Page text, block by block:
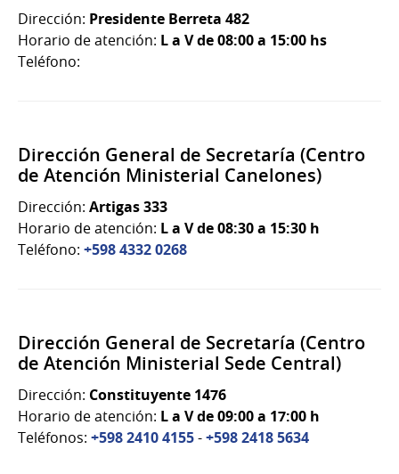
Dirección: Presidente Berreta 482
Horario de atención: L a V de 08:00 a 15:00 hs
Teléfono:
Dirección General de Secretaría (Centro
de Atención Ministerial Canelones)
Dirección: Artigas 333
Horario de atención: L a V de 08:30 a 15:30 h
Teléfono: +598 4332 0268
Dirección General de Secretaría (Centro
de Atención Ministerial Sede Central)
Dirección: Constituyente 1476
Horario de atención: L a V de 09:00 a 17:00 h
Teléfonos: +598 2410 4155-+598 2418 5634